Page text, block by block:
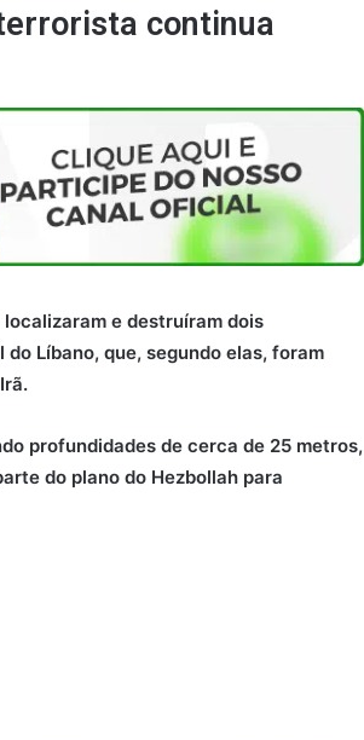
continua
e destruíram dois
Líbano, que, segundo elas, foram
profundidades de cerca de 25 metros,
do plano do Hezbollah para